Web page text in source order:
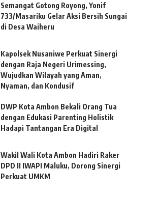
Semangat Gotong Royong, Yonif
733/Masariku Gelar Aksi Bersih Sungai
di Desa Waiheru
Kapolsek Nusaniwe Perkuat Sinergi
dengan Raja Negeri Urimessing,
Wujudkan Wilayah yang Aman,
Nyaman, dan Kondusif
DWP Kota Ambon Bekali Orang Tua
dengan Edukasi Parenting Holistik
Hadapi Tantangan Era Digital
Wakil Wali Kota Ambon Hadiri Raker
DPD II IWAPI Maluku, Dorong Sinergi
Perkuat UMKM